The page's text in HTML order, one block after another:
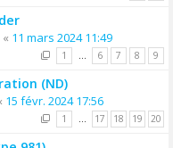
« 11 mars 2024 11:49
1 … 6 7 8 9
(ND)
15 févr. 2024 17:56
1 … 17 18 19 20